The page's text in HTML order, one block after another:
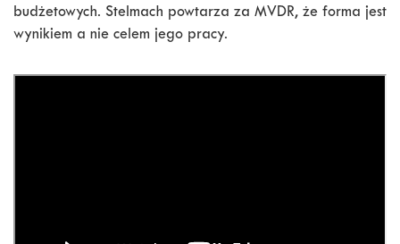
budżetowych. Stelmach powtarza za MVDR, że forma jest
wynikiem a nie celem jego pracy.